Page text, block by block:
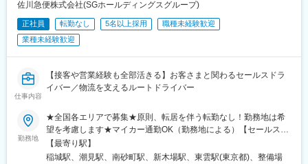
任駅、丸岡駅、敦賀駅、清明駅、黒部駅、小杉駅、越中舟橋駅、
朝潮橋駅、門真南駅、深江橋駅、河内花園駅、鴻池新田駅、西明
石駅、中埠頭駅、苅藻駅、加太駅(和歌山県)、武庫川団地前駅、紀
伊山田駅、新宮駅、芳養駅、船戸駅、西田原本駅、吉野口駅、郡
市民病院口駅、篠原駅(滋賀県)、多賀大社前駅、三雲駅、栗東駅、
おごと温泉駅、長浜駅、箕浦駅、讃岐塩屋駅、片原町駅(香川県)、
郷駅、布師田駅、撫養駅、川原石駅、伴中央駅、広島港・宇品
駅、本郷駅(広島県)、八本松駅、東福山駅、木次駅、遙堪駅、乃木
駅、下府駅、八浜駅、金光駅、木見駅、高野駅、厚東駅、長府
駅、米川駅、山口駅(山口県)、新南陽駅、萩駅、鳥取駅、三本松口
駅、南瀬高駅、五郎丸駅、苅田駅、赤間駅、巻向駅、甘木駅(西鉄
佐川急便株式会社(SGホールディングスグループ)
正社員 転勤なし 5名以上採用
職種未経験歓迎
業種未経験歓迎
仕事内容
【接客や営業経験も全部活きる】お客さまと関わるセールスドラ
イバー／物流を支えるルートドライバー
勤務地
★全国各エリアで募集★原則、転居を伴う転勤なし！勤務地は希
望を考慮します★マイカー通勤OK（勤務地による）【セールスド
ライバー】【ルート（輸送）ドライバー】■関東エリア東京、埼
玉、神奈川、千葉、栃木、群馬、茨城■東海エリア愛知、三重、岐
【最寄り駅】
稲城駅、潮見駅、南砂町駅、新木場駅、東雲駅(東京都)、整備場